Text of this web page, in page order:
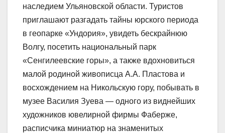
наследием Ульяновской области. Туристов
приглашают разгадать тайны юрского периода
в геопарке «Ундория», увидеть бескрайнюю
Волгу, посетить национальный парк
«Сенгилеевские горы», а также вдохновиться
малой родиной живописца А.А. Пластова и
восхождением на Никольскую гору, побывать в
музее Василия Зуева — одного из виднейших
художников ювелирной фирмы Фаберже,
расписчика миниатюр на знаменитых